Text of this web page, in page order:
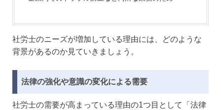
社労士のニーズが増加している理由には、どのような
背景があるのか見ていきましょう。
法律の強化や意識の変化による需要
社労士の需要が高まっている理由の1つ目として「法律